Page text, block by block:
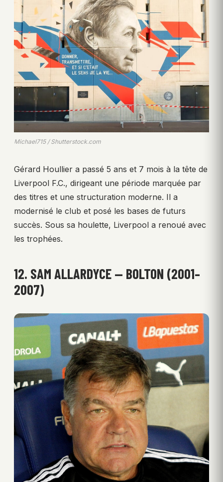
Michael715 / Shutterstock.com
Gérard Houllier a passé 5 ans et 7 mois à la tête de
Liverpool F.C., dirigeant une période marquée par
des titres et une structuration moderne. Il a
modernisé le club et posé les bases de futurs
succès. Sous sa houlette, Liverpool a renoué avec
les trophées.
12. SAM ALLARDYCE — BOLTON (2001–
2007)